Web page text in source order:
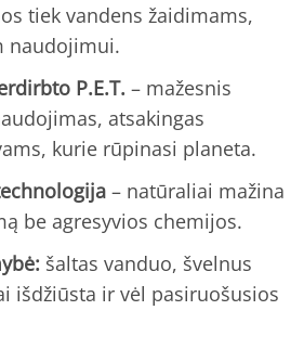
tiek vandens žaidimams,
naudojimui.
P.E.T. – mažesnis
atsakingas
kurie rūpinasi planeta.
– natūraliai mažina
be agresyvios chemijos.
šaltas vanduo, švelnus
išdžiūsta ir vėl pasiruošusios